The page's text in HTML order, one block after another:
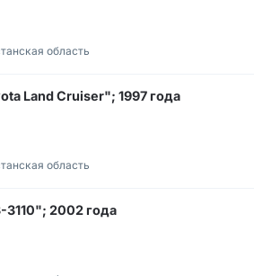
область
Land Cruiser"; 1997 года
область
2002 года